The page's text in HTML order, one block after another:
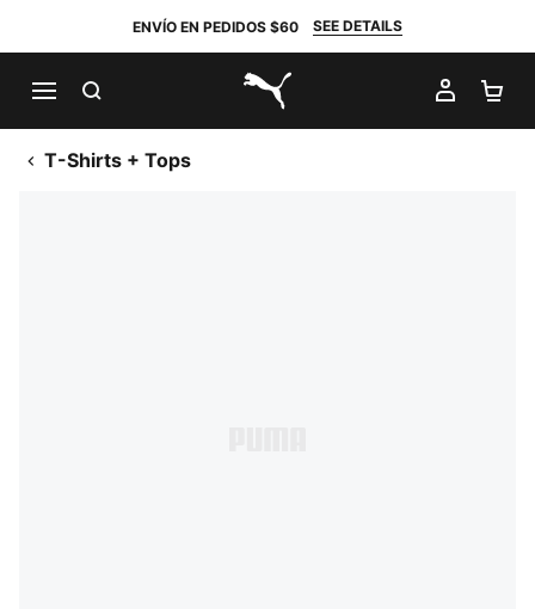
ENVÍO EN PEDIDOS $60 SEE DETAILS
PUMA.com
MI
T-Shirts + Tops